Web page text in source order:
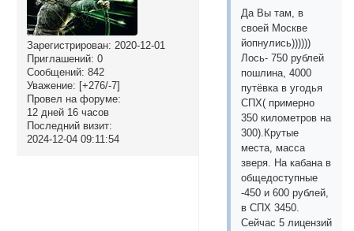
Зарегистрирован: 2020-12-01
Приглашений: 0
Сообщений: 842
Уважение: [+276/-7]
Провел на форуме:
12 дней 16 часов
Последний визит:
2024-12-04 09:11:54
Да Вы там, в
своей Москве
йопнулись))))))
Лось- 750 рублей
пошлина, 4000
путёвка в угодья
СПХ( примерно
350 километров на
300).Крутые
места, масса
зверя. На кабана в
общедоступные
-450 и 600 рублей,
в СПХ 3450.
Сейчас 5 лицензий